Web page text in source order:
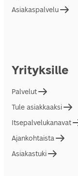
Asiakaspalvelu
Yrityksille
Palvelut
Tule asiakkaaksi
Itsepalvelukanavat
Ajankohtaista
Asiakastuki